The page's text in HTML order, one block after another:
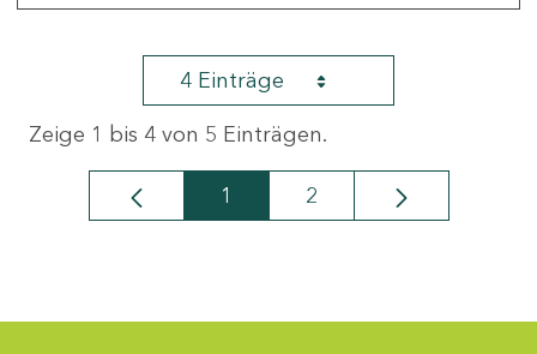
4 Einträge
Zeige 1 bis 4 von 5 Einträgen.
Seite
1 Seite
2